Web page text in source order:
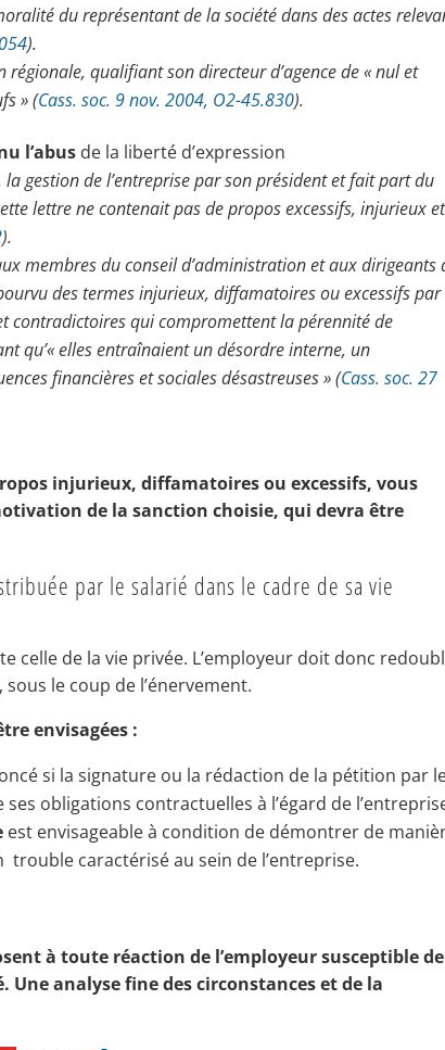
du représentant de la société dans des actes
).
régionale, qualifiant son directeur d’agence de « nul et
» (Cass. soc. 9 nov. 2004, O2-45.830).
l’abus de la liberté d’expression
gestion de l’entreprise par son président et fait part du
lettre ne contenait pas de propos excessifs, injurieux et
).
membres du conseil d’administration et aux dirigeants
des termes injurieux, diffamatoires ou excessifs par
contradictoires qui compromettent la pérennité de
qu’« elles entraînaient un désordre interne, un
financières et sociales désastreuses » (Cass. soc.27
injurieux, diffamatoires ou excessifs, vous
de la sanction choisie, qui devra être
par le salarié dans le cadre de sa vie
celle de la vie privée. L’employeur doit donc
le coup de l’énervement.
envisagées :
si la signature ou la rédaction de la pétition par
obligations contractuelles à l’égard de
est envisageable à condition de démontrer de
caractérisé au sein de l’entreprise.
à toute réaction de l’employeur susceptible
Une analyse fine des circonstances et de la